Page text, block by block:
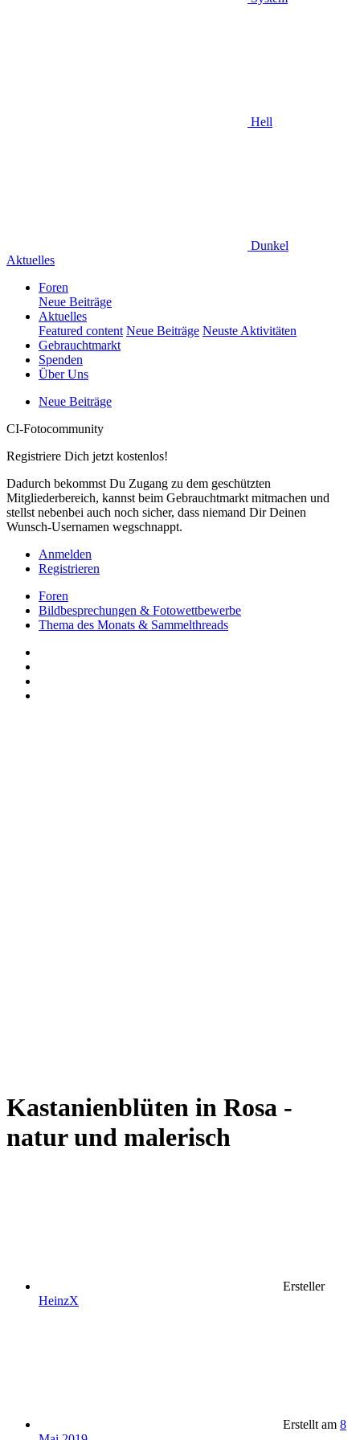
Hell
Dunkel
Aktuelles
Foren
Neue Beiträge
Aktuelles
Featured content Neue Beiträge Neuste Aktivitäten
Gebrauchtmarkt
Spenden
Über Uns
Neue Beiträge
CI-Fotocommunity
Registriere Dich jetzt kostenlos!
Dadurch bekommst Du Zugang zu dem geschützten
Mitgliederbereich, kannst beim Gebrauchtmarkt mitmachen und
stellst nebenbei auch noch sicher, dass niemand Dir Deinen
Wunsch-Usernamen wegschnappt.
Anmelden
Registrieren
Foren
Bildbesprechungen & Fotowettbewerbe
Thema des Monats & Sammelthreads
Kastanienblüten in Rosa -
natur und malerisch
Ersteller
HeinzX
Erstellt am 8